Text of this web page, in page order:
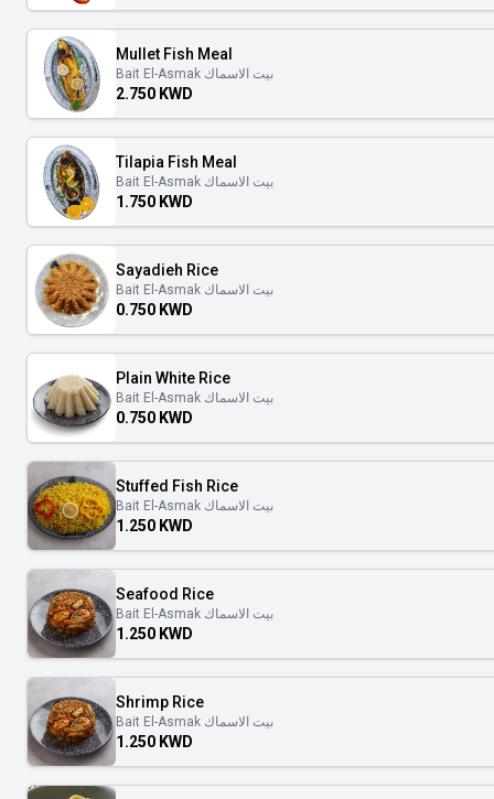
Mullet Fish Meal
Bait El-Asmak بيت الاسماك
2.750 KWD
Tilapia Fish Meal
Bait El-Asmak بيت الاسماك
1.750 KWD
Sayadieh Rice
Bait El-Asmak بيت الاسماك
0.750 KWD
Plain White Rice
Bait El-Asmak بيت الاسماك
0.750 KWD
Stuffed Fish Rice
Bait El-Asmak بيت الاسماك
1.250 KWD
Seafood Rice
Bait El-Asmak بيت الاسماك
1.250 KWD
Shrimp Rice
Bait El-Asmak بيت الاسماك
1.250 KWD